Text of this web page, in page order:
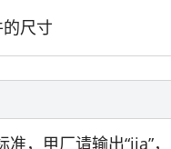
尺寸
，甲厂请输出“jia”